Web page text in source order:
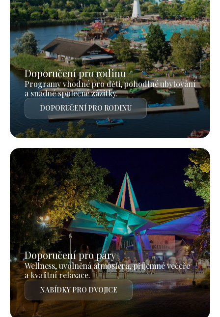
Doporučení pro rodinu
Programy vhodné pro děti, pohodlné ubytování
a snadné společné zážitky.
DOPORUČENÍ PRO RODINU
Doporučení pro páry
Wellness, uvolněná atmosféra, příjemné večeře
a kvalitní relaxace.
NABÍDKY PRO DVOJICE